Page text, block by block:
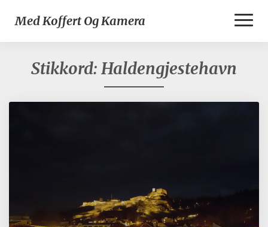
Med Koffert Og Kamera
Stikkord: Haldengjestehavn